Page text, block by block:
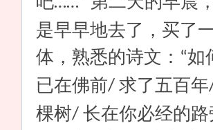
是早早地去了，买了
体，熟悉的诗文： “如
已在佛前/ 求了五百年
棵树/ 长在你必经的路